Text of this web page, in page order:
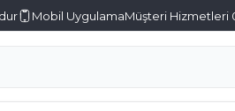
Mobil UygulamaMüşteri Hizmetleri